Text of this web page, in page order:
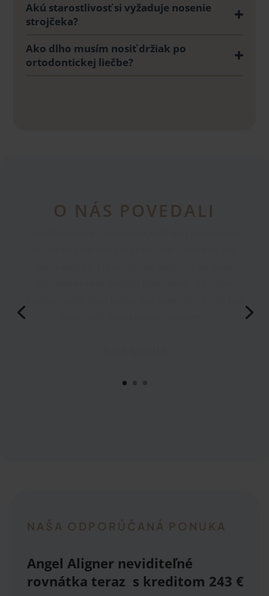
Akú starostlivosť si vyžaduje nosenie
strojčeka?
Ako dlho musím nosiť držiak po
ortodontickej liečbe?
O NÁS POVEDALI
NAŠA ODPORÚČANÁ PONUKA
Angel Aligner neviditeľné
rovnátka teraz s kreditom 243 €